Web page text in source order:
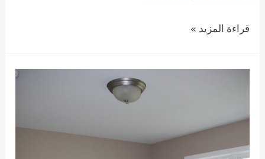
صباغ
بالخبر
قراءة المزيد »